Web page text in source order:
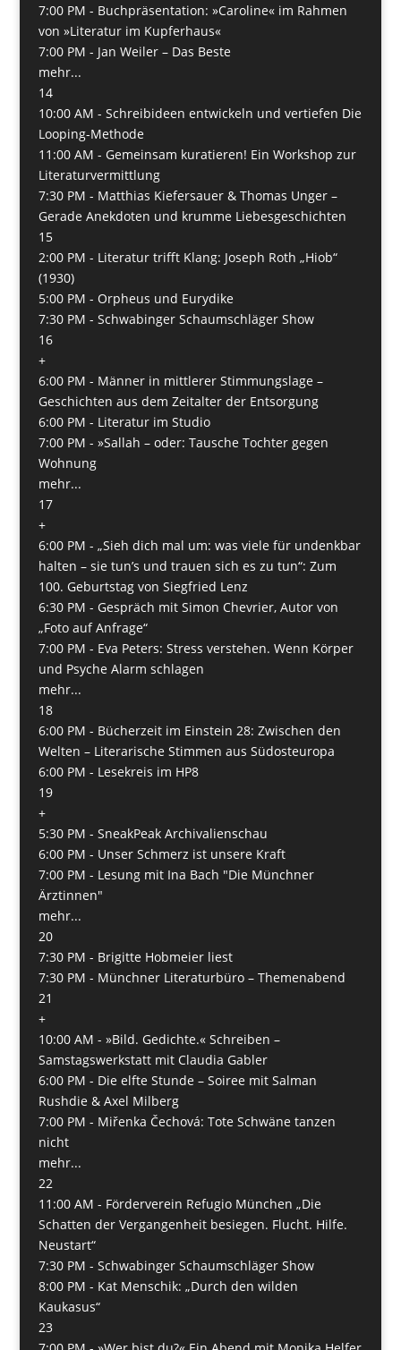
7:00 PM - Buchpräsentation: »Caroline« im Rahmen
von »Literatur im Kupferhaus«
7:00 PM - Jan Weiler – Das Beste
mehr...
14
10:00 AM - Schreibideen entwickeln und vertiefen Die
Looping-Methode
11:00 AM - Gemeinsam kuratieren! Ein Workshop zur
Literaturvermittlung
7:30 PM - Matthias Kiefersauer & Thomas Unger –
Gerade Anekdoten und krumme Liebesgeschichten
15
2:00 PM - Literatur trifft Klang: Joseph Roth „Hiob“
(1930)
5:00 PM - Orpheus und Eurydike
7:30 PM - Schwabinger Schaumschläger Show
16
+
6:00 PM - Männer in mittlerer Stimmungslage –
Geschichten aus dem Zeitalter der Entsorgung
6:00 PM - Literatur im Studio
7:00 PM - »Sallah – oder: Tausche Tochter gegen
Wohnung
mehr...
17
+
6:00 PM - „Sieh dich mal um: was viele für undenkbar
halten – sie tun’s und trauen sich es zu tun“: Zum
100. Geburtstag von Siegfried Lenz
6:30 PM - Gespräch mit Simon Chevrier, Autor von
„Foto auf Anfrage“
7:00 PM - Eva Peters: Stress verstehen. Wenn Körper
und Psyche Alarm schlagen
mehr...
18
6:00 PM - Bücherzeit im Einstein 28: Zwischen den
Welten – Literarische Stimmen aus Südosteuropa
6:00 PM - Lesekreis im HP8
19
+
5:30 PM - ­SneakPeak Archivalienschau
6:00 PM - Unser Schmerz ist unsere Kraft
7:00 PM - Lesung mit Ina Bach "Die Münchner
Ärztinnen"
mehr...
20
7:30 PM - Brigitte Hobmeier liest
7:30 PM - Münchner Literaturbüro – Themenabend
21
+
10:00 AM - »Bild. Gedichte.« Schreiben –
Samstagswerkstatt mit Claudia Gabler
6:00 PM - Die elfte Stunde – Soiree mit Salman
Rushdie & Axel Milberg
7:00 PM - Miřenka Čechová: Tote Schwäne tanzen
nicht
mehr...
22
11:00 AM - Förderverein Refugio München „Die
Schatten der Vergangenheit besiegen. Flucht. Hilfe.
Neustart“
7:30 PM - Schwabinger Schaumschläger Show
8:00 PM - Kat Menschik: „Durch den wilden
Kaukasus“
23